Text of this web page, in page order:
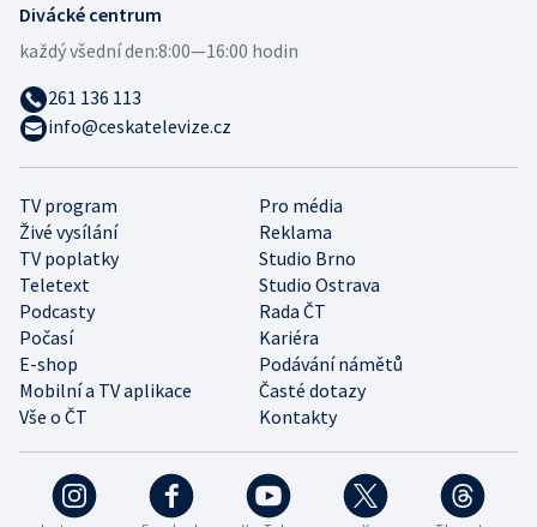
TV program
Pro média
Živé vysílání
Reklama
TV poplatky
Studio Brno
Teletext
Studio Ostrava
Podcasty
Rada ČT
Počasí
Kariéra
E-shop
Podávání námětů
Mobilní a TV aplikace
Časté dotazy
Vše o ČT
Kontakty
Divácké centrum
každý všední den:8:00—16:00 hodin
261 136 113
info@ceskatelevize.cz